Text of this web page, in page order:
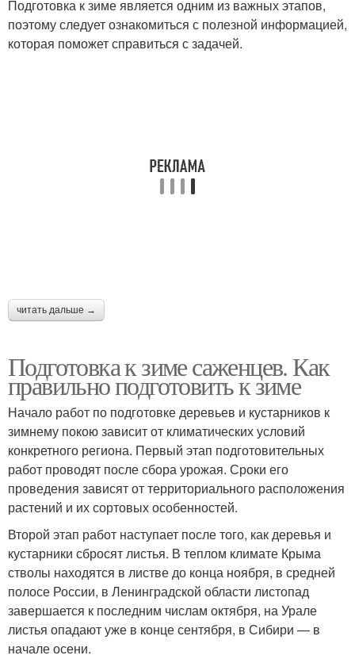
Подготовка к зиме является одним из важных этапов,
поэтому следует ознакомиться с полезной информацией,
которая поможет справиться с задачей.
читать дальше →
Подготовка к зиме саженцев. Как
правильно подготовить к зиме
Начало работ по подготовке деревьев и кустарников к
зимнему покою зависит от климатических условий
конкретного региона. Первый этап подготовительных
работ проводят после сбора урожая. Сроки его
проведения зависят от территориального расположения
растений и их сортовых особенностей.
Второй этап работ наступает после того, как деревья и
кустарники сбросят листья. В теплом климате Крыма
стволы находятся в листве до конца ноября, в средней
полосе России, в Ленинградской области листопад
завершается к последним числам октября, на Урале
листья опадают уже в конце сентября, в Сибири — в
начале осени.